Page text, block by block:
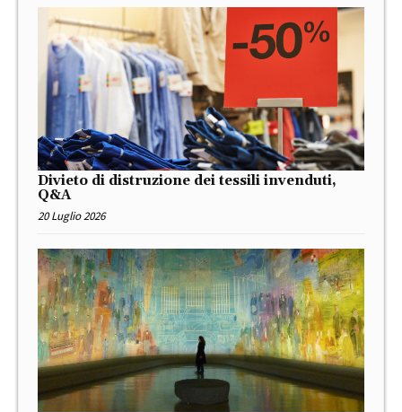
Divieto di distruzione dei tessili invenduti,
Q&A
20 Luglio 2026